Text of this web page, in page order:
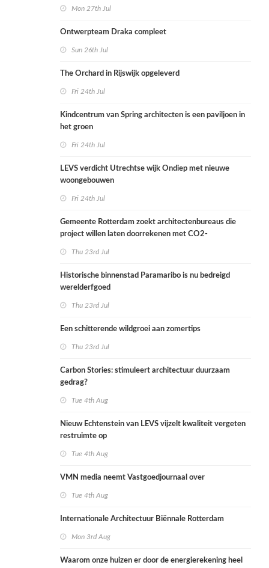
Mon 27th Jul
Ontwerpteam Draka compleet
Sun 26th Jul
The Orchard in Rijswijk opgeleverd
Fri 24th Jul
Kindcentrum van Spring architecten is een paviljoen in
het groen
Fri 24th Jul
LEVS verdicht Utrechtse wijk Ondiep met nieuwe
woongebouwen
Fri 24th Jul
Gemeente Rotterdam zoekt architectenbureaus die
project willen laten doorrekenen met CO2-
Thu 23rd Jul
Historische binnenstad Paramaribo is nu bedreigd
werelderfgoed
Thu 23rd Jul
Een schitterende wildgroei aan zomertips
Thu 23rd Jul
Carbon Stories: stimuleert architectuur duurzaam
gedrag?
Tue 4th Aug
Nieuw Echtenstein van LEVS vijzelt kwaliteit vergeten
restruimte op
Tue 4th Aug
VMN media neemt Vastgoedjournaal over
Tue 4th Aug
Internationale Architectuur Biënnale Rotterdam
Mon 3rd Aug
Waarom onze huizen er door de energierekening heel